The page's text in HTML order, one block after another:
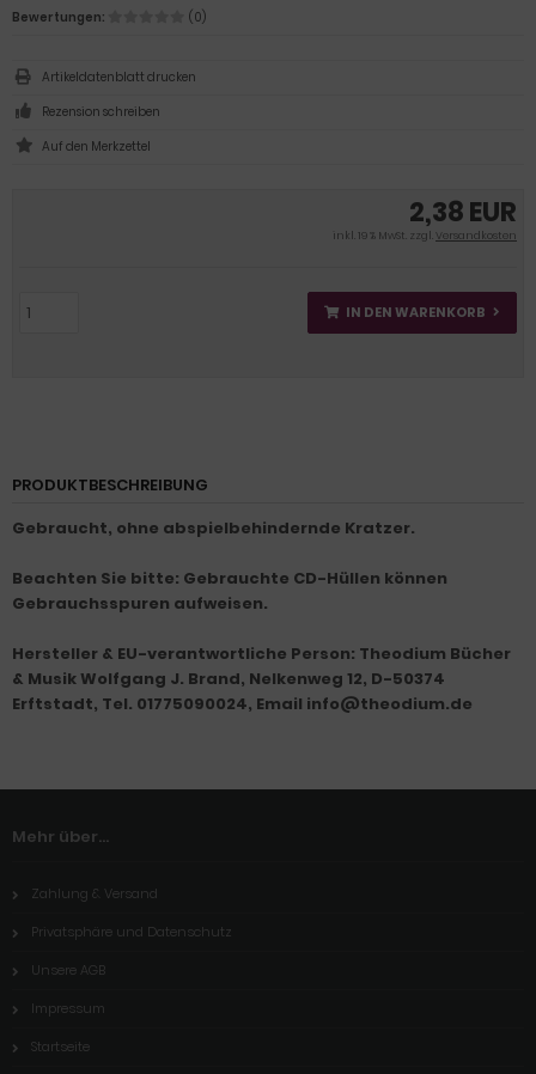
2,38 EUR
inkl. 19 % MwSt. zzgl.Versandkosten
IN DEN WARENKORB
Bewertungen:
(0)
Artikeldatenblatt drucken
Rezension schreiben
PRODUKTBESCHREIBUNG
Gebraucht, ohne abspielbehindernde Kratzer.
Beachten Sie bitte: Gebrauchte CD-Hüllen können
Gebrauchsspuren aufweisen.
Hersteller & EU-verantwortliche Person: Theodium Bücher
& Musik Wolfgang J. Brand, Nelkenweg 12, D-50374
Erftstadt, Tel. 01775090024, Email info@theodium.de
Mehr über...
Zahlung & Versand
Privatsphäre und Datenschutz
Unsere AGB
Impressum
Startseite